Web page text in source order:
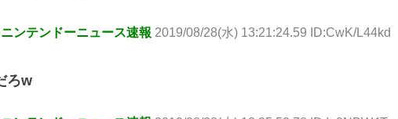
ンテンドーニュース速報 2019/08/28(水) 13:21:24.59 ID:CwK/L44kd
ろw